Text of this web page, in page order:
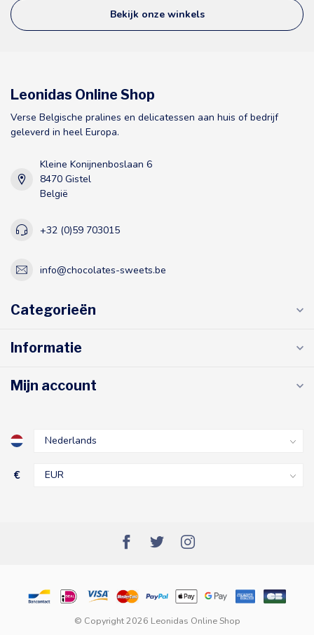
Bekijk onze winkels
Leonidas Online Shop
Verse Belgische pralines en delicatessen aan huis of bedrijf
geleverd in heel Europa.
Kleine Konijnenboslaan 6
8470 Gistel
België
+32 (0)59 703015
info@chocolates-sweets.be
Categorieën
Informatie
Mijn account
€
© Copyright 2026 Leonidas Online Shop